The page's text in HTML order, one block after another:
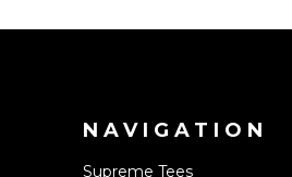
NAVIGATION
Supreme Tees